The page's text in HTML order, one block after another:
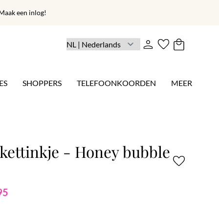
een inlog!
SHOPPERS TELEFOONKOORDEN MEER
- Honey bubble